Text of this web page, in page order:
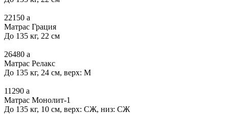
22150 a
Матрас Грация
До 135 кг, 22 см
26480 a
Матрас Релакс
До 135 кг, 24 см, верх: М
11290 a
Матрас Монолит-1
До 135 кг, 10 см, верх: СЖ, низ: СЖ